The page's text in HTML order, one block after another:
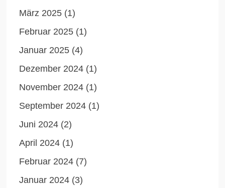
März 2025 (1)
Februar 2025 (1)
Januar 2025 (4)
Dezember 2024 (1)
November 2024 (1)
September 2024 (1)
Juni 2024 (2)
April 2024 (1)
Februar 2024 (7)
Januar 2024 (3)